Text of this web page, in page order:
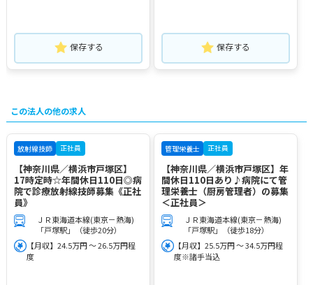
保存する 保存する
この法人の他の求人
放射線技師 正社員
【神奈川県／横浜市戸塚区】
17時定時☆年間休日110日◎病
院で診療放射線技師募集《正社
員》
ＪＲ東海道本線(東京－熱海)
「戸塚駅」（徒歩20分）
【月収】24.5万円 ～ 26.5万円程
度
管理栄養士 正社員
【神奈川県／横浜市戸塚区】年
間休日110日あり♪病院にて管
理栄養士（厨房管理者）の募集
＜正社員＞
ＪＲ東海道本線(東京－熱海)
「戸塚駅」（徒歩18分）
【月収】25.5万円 ～ 34.5万円程
度※諸手当込